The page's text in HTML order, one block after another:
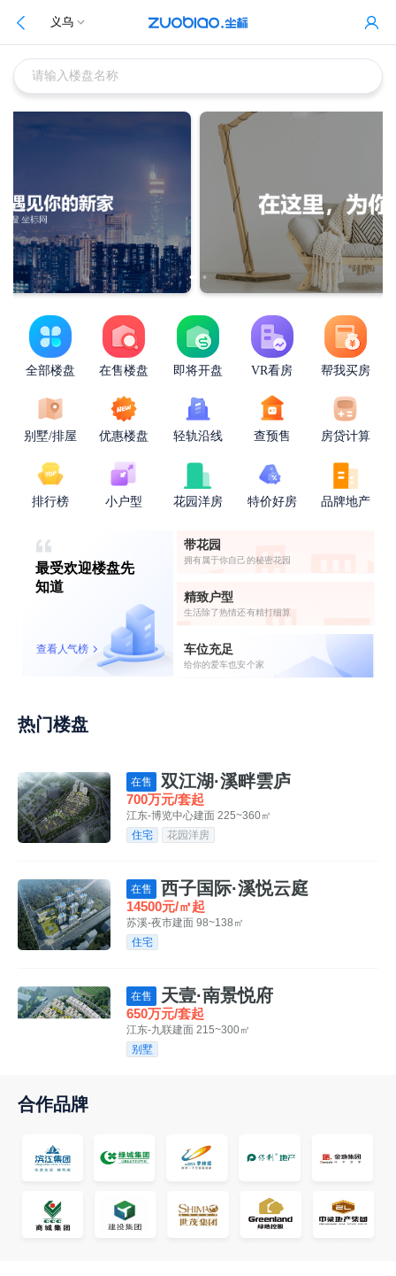
义乌
请输入楼盘名称
全部楼盘 在售楼盘 即将开盘 VR看房 帮我买房
别墅/排屋 优惠楼盘 轻轨沿线 查预售 房贷计算
排行榜 小户型 花园洋房 特价好房 品牌地产
最受欢迎楼盘先
知道
查看人气榜
带花园
拥有属于你自己的秘密花园
精致户型
生活除了热情还有精打细算
车位充足
给你的爱车也安个家
热门楼盘
在售 双江湖·溪畔雲庐
700万元/套起
江东-博览中心建面 225~360㎡
住宅
花园洋房
在售 西子国际·溪悦云庭
14500元/㎡起
苏溪-夜市建面 98~138㎡
住宅
在售 天壹·南景悦府
650万元/套起
江东-九联建面 215~300㎡
别墅
合作品牌